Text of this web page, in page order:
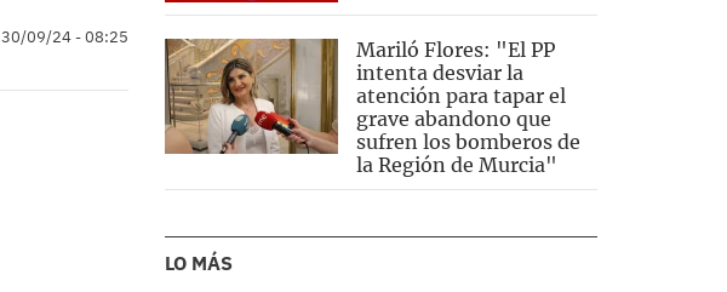
30/09/24 - 08:25
Mariló Flores: "El PP
intenta desviar la
atención para tapar el
grave abandono que
sufren los bomberos de
la Región de Murcia"
LO MÁS